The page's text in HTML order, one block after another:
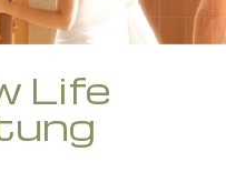
Portugiesisch
Russisch
Chinesisch
Nepali
Life